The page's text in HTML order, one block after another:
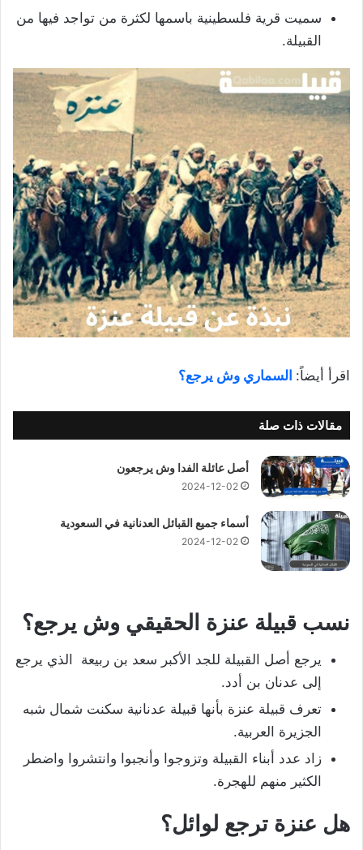
سميت قرية فلسطينية باسمها لكثرة من تواجد فيها من
القبيلة.
اقرأ أيضاً: السماري وش يرجع؟
مقالات ذات صلة
أصل عائلة الفدا وش يرجعون
2024-12-02
أسماء جميع القبائل العدنانية في السعودية
2024-12-02
نسب قبيلة عنزة الحقيقي وش يرجع؟
يرجع أصل القبيلة للجد الأكبر سعد بن ربيعة الذي يرجع
إلى عدنان بن أدد.
تعرف قبيلة عنزة بأنها قبيلة عدنانية سكنت شمال شبه
الجزيرة العربية.
زاد عدد أبناء القبيلة وتزوجوا وأنجبوا وانتشروا واضطر
الكثير منهم للهجرة.
هل عنزة ترجع لوائل؟